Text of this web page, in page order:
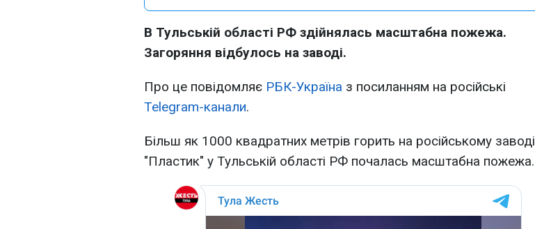
В Тульській області РФ здійнялась масштабна пожежа.
Загоряння відбулось на заводі.
Про це повідомляє РБК-Україна з посиланням на російські
Telegram-канали.
Більш як 1000 квадратних метрів горить на російському заводі
"Пластик" у Тульській області РФ почалась масштабна пожежа.